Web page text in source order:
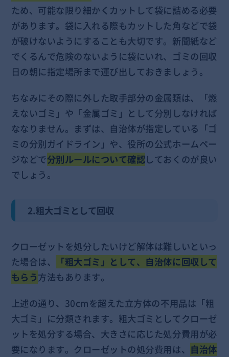
ため、可能な限り細かくカットして袋に詰める必要
があります。袋に入れる際もカットした角などで袋
が破けないようにすることも大切です。新聞紙など
でくるんで危険のないように袋にいれ、ゴミの回収
日の朝に指定場所まで運び出しておきましょう。
ちなみにその際に外した取手部分の金属類は、「燃
えないゴミ」や「金属ゴミ」として分別しなければ
ななりません。まずは、自治体が指定している「ゴ
ミの分別ガイドライン」や、役所の公式ホームペー
ジなどで分別ルールについて確認しておくのが良い
でしょう。
2.粗大ゴミとして回収
クローゼットを処分したいけど解体は難しいといっ
た場合は、
「粗大ゴミ」として、自治体に回収して
もらう方法もあります。
上述の通り、30cmを超えた立方体の不用品は「粗
大ゴミ」に分類されます。粗大ゴミとしてクローゼ
ットを処分する場合、大きさに応じた処分費用が必
要になります。クローゼットの処分費用は、 自治体